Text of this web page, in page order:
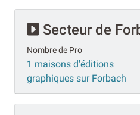
Secteur de
Nombre de Pro
1 maisons d'éditions
graphiques sur Forbach